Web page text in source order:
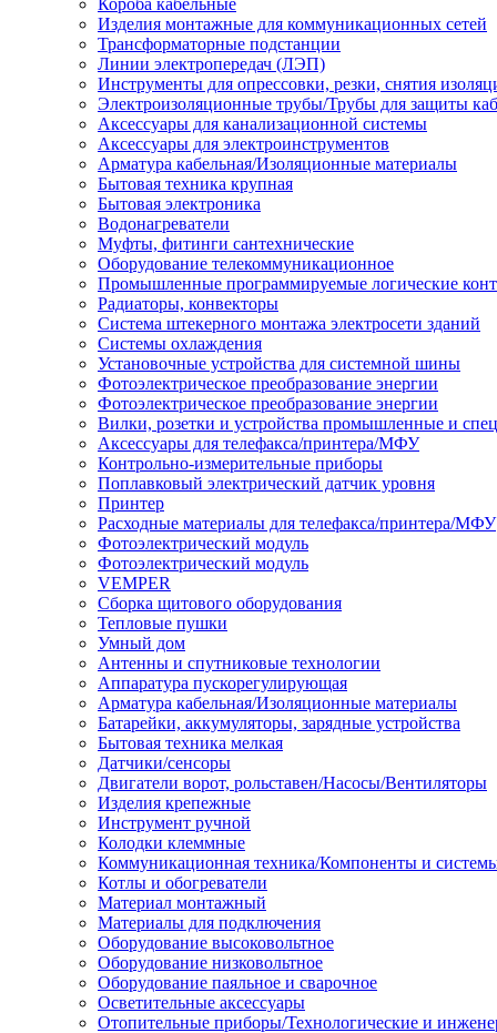
Короба кабельные
Изделия монтажные для коммуникационных сетей
Трансформаторные подстанции
Линии электропередач (ЛЭП)
Инструменты для опрессовки, резки, снятия
Электроизоляционные трубы/Трубы для защиты
Аксессуары для канализационной системы
Аксессуары для электроинструментов
Арматура кабельная/Изоляционные материалы
Бытовая техника крупная
Бытовая электроника
Водонагреватели
Муфты, фитинги сантехнические
Оборудование телекоммуникационное
Промышленные программируемые логические
Радиаторы, конвекторы
Система штекерного монтажа электросети зданий
Системы охлаждения
Установочные устройства для системной шины
Фотоэлектрическое преобразование энергии
Фотоэлектрическое преобразование энергии
Вилки, розетки и устройства промышленные и
Аксессуары для телефакса/принтера/МФУ
Контрольно-измерительные приборы
Поплавковый электрический датчик уровня
Принтер
Расходные материалы для телефакса/принтера/МФУ
Фотоэлектрический модуль
Фотоэлектрический модуль
VEMPER
Сборка щитового оборудования
Тепловые пушки
Умный дом
Антенны и спутниковые технологии
Аппаратура пускорегулирующая
Арматура кабельная/Изоляционные материалы
Батарейки, аккумуляторы, зарядные устройства
Бытовая техника мелкая
Датчики/сенсоры
Двигатели ворот, рольставен/Насосы/Вентиляторы
Изделия крепежные
Инструмент ручной
Колодки клеммные
Коммуникационная техника/Компоненты и
Котлы и обогреватели
Материал монтажный
Материалы для подключения
Оборудование высоковольтное
Оборудование низковольтное
Оборудование паяльное и сварочное
Осветительные аксессуары
Отопительные приборы/Технологические и